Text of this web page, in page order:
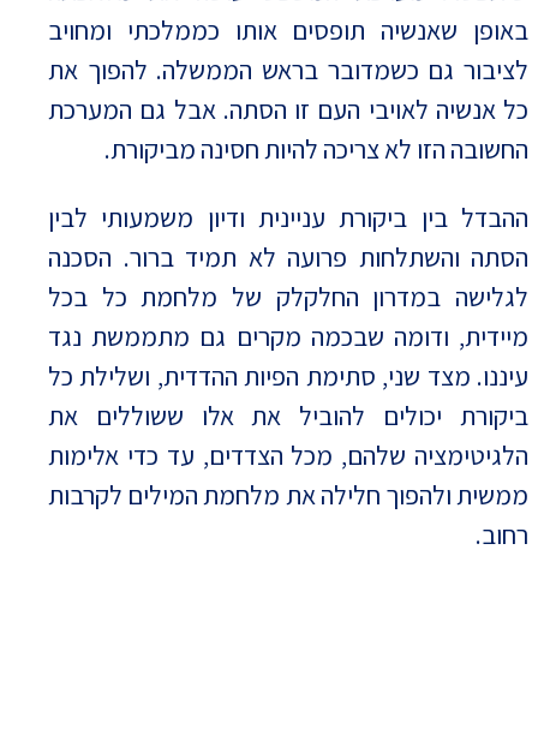
באופן שאנשיה תופסים אותו כממלכתי ומחויב
לציבור גם כשמדובר בראש הממשלה. להפוך את
כל אנשיה לאויבי העם זו הסתה. אבל גם המערכת
החשובה הזו לא צריכה להיות חסינה מביקורת.
ההבדל בין ביקורת עניינית ודיון משמעותי לבין
הסתה והשתלחות פרועה לא תמיד ברור. הסכנה
לגלישה במדרון החלקלק של מלחמת כל בכל
מיידית, ודומה שבכמה מקרים גם מתממשת נגד
עיננו. מצד שני, סתימת הפיות ההדדית, ושלילת כל
ביקורת יכולים להוביל את אלו ששוללים את
הלגיטימציה שלהם, מכל הצדדים, עד כדי אלימות
ממשית ולהפוך חלילה את מלחמת המילים לקרבות
רחוב.